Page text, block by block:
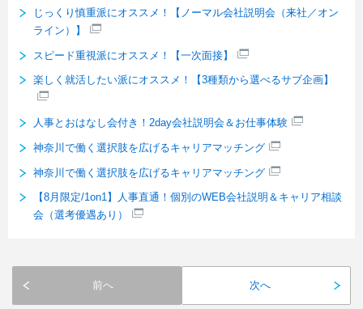
じっくり慎重派にオススメ！【ノーマル会社説明会（来社／オン
ライン）】
スピード重視派にオススメ！【一次面接】
楽しく就活したい派にオススメ！【3種類から選べるサブ企画】
人事とおはなし会付き！2day会社説明会＆お仕事体験
神奈川で働く選択肢を広げるキャリアマッチング
神奈川で働く選択肢を広げるキャリアマッチング
【8月限定/1on1】人事直通！個別のWEB会社説明＆キャリア相談
会（選考優遇あり）
前へ 次へ